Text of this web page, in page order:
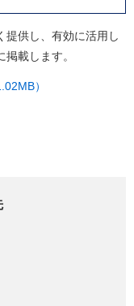
提供し、有効に活用し
載します。
）